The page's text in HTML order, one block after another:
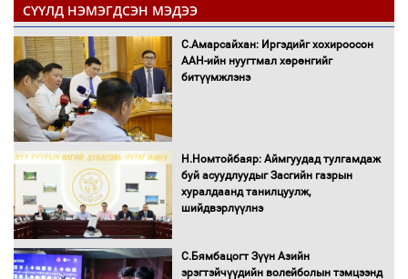
СҮҮЛД НЭМЭГДСЭН МЭДЭЭ
С.Амарсайхан: Иргэдийг хохироосон
ААН-ийн нуугтмал хөрөнгийг
битүүмжлэнэ
Н.Номтойбаяр: Аймгуудад тулгамдаж
буй асуудлуудыг Засгийн газрын
хуралдаанд танилцуулж,
шийдвэрлүүлнэ
С.Бямбацогт Зүүн Азийн
эрэгтэйчүүдийн волейболын тэмцээнд